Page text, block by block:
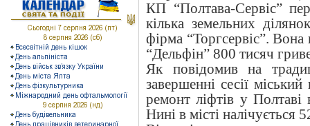
КП “Полтава-Сервіс”
кілька земельних
фірма “Торгсервіс”.
“Дельфін” 800 тисяч
Як повідомив на
завершенні сесії
ремонт ліфтів у Полтаві
Нині в місті